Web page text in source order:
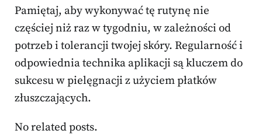
Pamiętaj, aby wykonywać tę rutynę nie
częściej niż raz w tygodniu, w zależności od
potrzeb i tolerancji twojej skóry. Regularność i
odpowiednia technika aplikacji są kluczem do
sukcesu w pielęgnacji z użyciem płatków
złuszczających.
No related posts.